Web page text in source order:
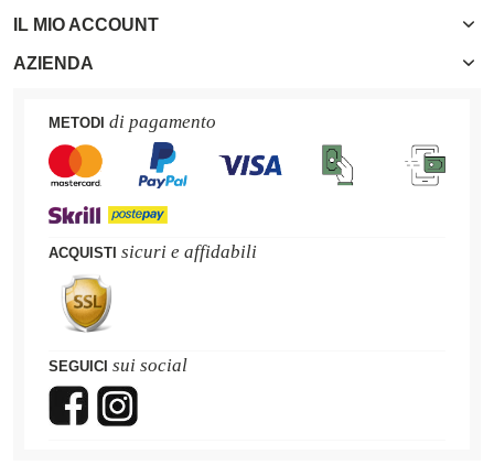
IL MIO ACCOUNT
AZIENDA
METODI di pagamento
ACQUISTI sicuri e affidabili
SEGUICI sui social